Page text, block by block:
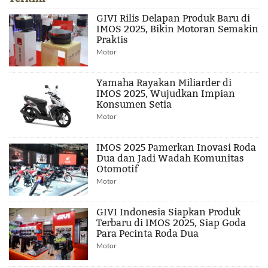
GIVI Rilis Delapan Produk Baru di
IMOS 2025, Bikin Motoran Semakin
Praktis
Motor
Yamaha Rayakan Miliarder di
IMOS 2025, Wujudkan Impian
Konsumen Setia
Motor
IMOS 2025 Pamerkan Inovasi Roda
Dua dan Jadi Wadah Komunitas
Otomotif
Motor
GIVI Indonesia Siapkan Produk
Terbaru di IMOS 2025, Siap Goda
Para Pecinta Roda Dua
Motor